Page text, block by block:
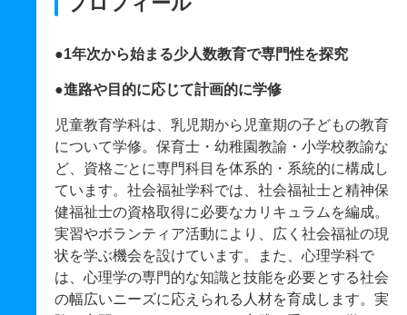
●1年次から始まる少人数教育で専門性を探究
●進路や目的に応じて計画的に学修
児童教育学科は、乳児期から児童期の子どもの教育
について学修。保育士・幼稚園教諭・小学校教諭な
ど、資格ごとに専門科目を体系的・系統的に構成し
ています。社会福祉学科では、社会福祉士と精神保
健福祉士の資格取得に必要なカリキュラムを編成。
実習やボランティア活動により、広く社会福祉の現
状を学ぶ機会を設けています。また、心理学科で
は、心理学の専門的な知識と技能を必要とする社会
の幅広いニーズに応えられる人材を育成します。実